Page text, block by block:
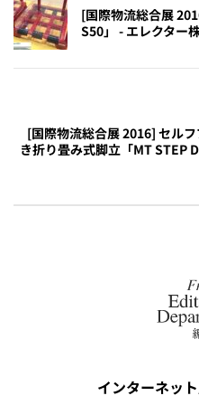
[国際物流総合展
S50」 - エレクター
[国際物流総合展 2016] セル
き折り畳み式脚立「MT STEP
インターネッ